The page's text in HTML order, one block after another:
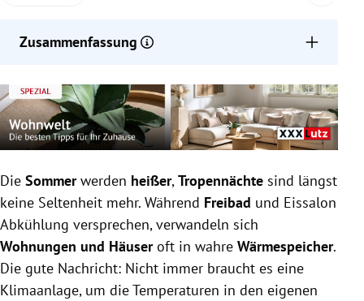
Zusammenfassung
richtiges Lüften am frühen Morgen oder Abend
sowie durch konsequente Verschattung mit
Rollläden, Markisen oder hellen Vorhängen kühler.
Leichte Textilien, atmungsaktive Bettwaren und
Matratzen sowie das Reduzieren von Wärmequellen
wie Elektrogeräten und Halogenlampen verbessern
das Raum- und Schlafklima.
Zusätzliche Maßnahmen wie Pflanzen, feuchte
Wäsche, lauwarme Duschen und gezielt eingesetzte
Ventilatoren können die Hitze in Wohnung und
Schlafzimmer weiter lindern.
Die Sommerwerden heißer,Tropennächte sind längst
keine Seltenheit mehr. Während Freibad und Eissalon
Abkühlung versprechen, verwandeln sich
Wohnungen und Häuseroft in wahre Wärmespeicher.
Die gute Nachricht: Nicht immer braucht es eine
Klimaanlage, um die Temperaturen in den eigenen